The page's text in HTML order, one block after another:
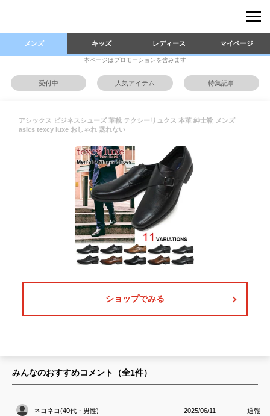
メンズ キッズ レディース マイページ
本ページはプロモーションを含みます
受付中 人気アイテム 特集記事
アシックス ビジネスシューズ 革靴 テクシーリュクス 本革 紳士靴 メンズ
asics texcy luxe おしゃれ 蒸れない
ショップでみる
みんなのおすすめコメント（全1件）
ネコネコ(40代・男性) 2025/06/11 通報